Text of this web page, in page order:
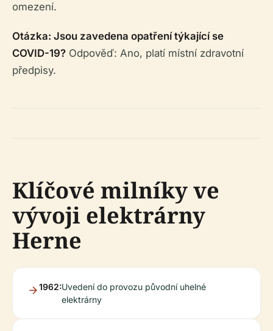
omezení.
Otázka: Jsou zavedena opatření týkající se
COVID-19? Odpověď: Ano, platí místní zdravotní
předpisy.
Klíčové milníky ve
vývoji elektrárny
Herne
1962:Uvedení do provozu původní uhelné
elektrárny